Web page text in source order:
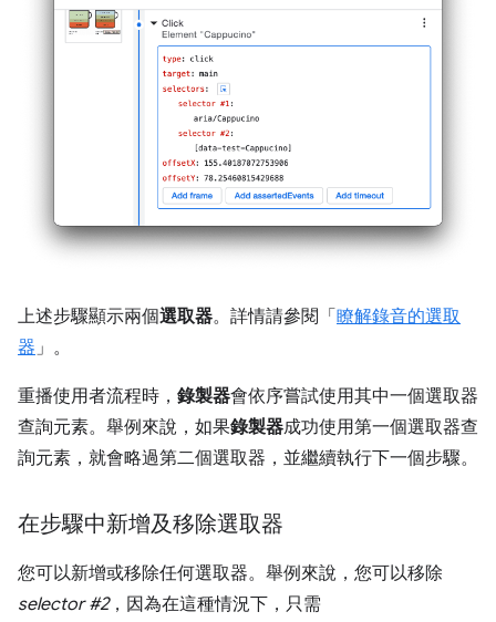
上述步驟顯示兩個選取器。詳情請參閱「瞭解錄音的選取
器 」。
重播使用者流程時， 錄製器會依序嘗試使用其中一個選取器
查詢元素。舉例來說，如果錄製器成功使用第一個選取器查
詢元素，就會略過第二個選取器，並繼續執行下一個步驟。
在步驟中新增及移除選取器
您可以新增或移除任何選取器。舉例來說，您可以移除
selector #2，因為在這種情況下，只需